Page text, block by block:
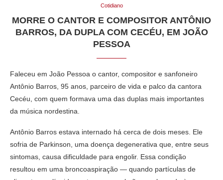
Cotidiano
MORRE O CANTOR E COMPOSITOR ANTÔNIO
BARROS, DA DUPLA COM CECÉU, EM JOÃO
PESSOA
Faleceu em João Pessoa o cantor, compositor e sanfoneiro
Antônio Barros, 95 anos, parceiro de vida e palco da cantora
Cecéu, com quem formava uma das duplas mais importantes
da música nordestina.
Antônio Barros estava internado há cerca de dois meses. Ele
sofria de Parkinson, uma doença degenerativa que, entre seus
sintomas, causa dificuldade para engolir. Essa condição
resultou em uma broncoaspiração — quando partículas de